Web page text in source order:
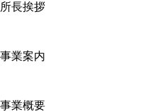
所長挨拶
事業案内
事業概要